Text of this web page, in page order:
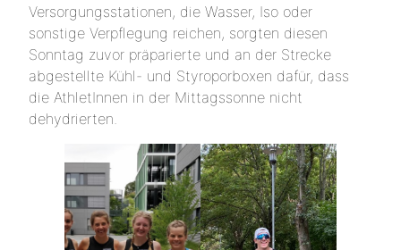
Versorgungsstationen, die Wasser, Iso oder
sonstige Verpflegung reichen, sorgten diesen
Sonntag zuvor präparierte und an der Strecke
abgestellte Kühl- und Styroporboxen dafür, dass
die AthletInnen in der Mittagssonne nicht
dehydrierten.